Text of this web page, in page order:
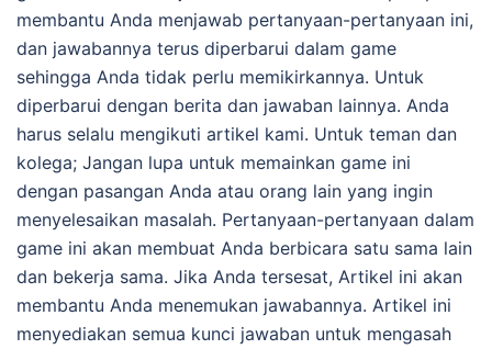
membantu Anda menjawab pertanyaan-pertanyaan ini,
dan jawabannya terus diperbarui dalam game
sehingga Anda tidak perlu memikirkannya. Untuk
diperbarui dengan berita dan jawaban lainnya. Anda
harus selalu mengikuti artikel kami. Untuk teman dan
kolega; Jangan lupa untuk memainkan game ini
dengan pasangan Anda atau orang lain yang ingin
menyelesaikan masalah. Pertanyaan-pertanyaan dalam
game ini akan membuat Anda berbicara satu sama lain
dan bekerja sama. Jika Anda tersesat, Artikel ini akan
membantu Anda menemukan jawabannya. Artikel ini
menyediakan semua kunci jawaban untuk mengasah